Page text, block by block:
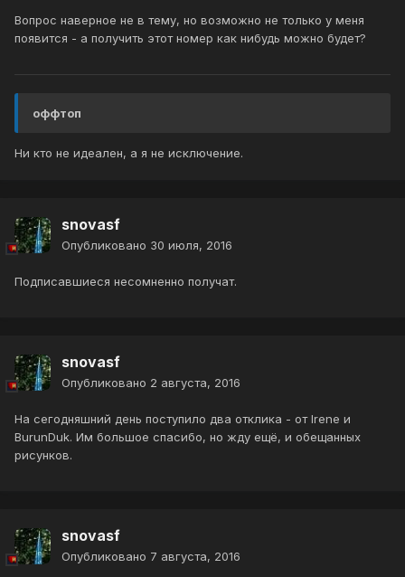
Вопрос наверное не в тему, но возможно не только у меня
появится - а получить этот номер как нибудь можно будет?
оффтоп
Ни кто не идеален, а я не исключение.
snovasf
Опубликовано 30 июля, 2016
Подписавшиеся несомненно получат.
snovasf
Опубликовано 2 августа, 2016
На сегодняшний день поступило два отклика - от Irene и
BurunDuk. Им большое спасибо, но жду ещё, и обещанных
рисунков.
snovasf
Опубликовано 7 августа, 2016